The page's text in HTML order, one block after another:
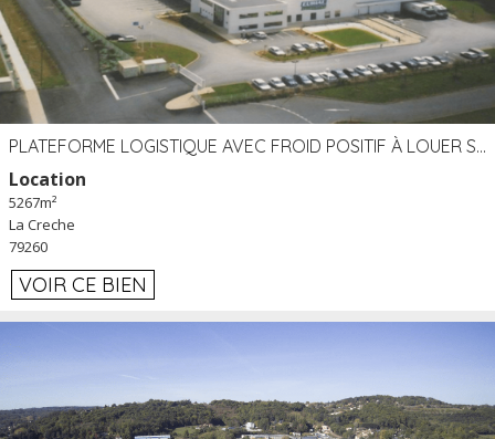
PLATEFORME LOGISTIQUE AVEC FROID POSITIF À LOUER SECTEUR NIORT (79)
Location
5267m²
La Creche
79260
VOIR CE BIEN